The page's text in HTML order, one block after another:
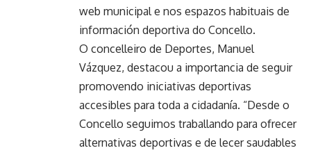
web municipal e nos espazos habituais de
información deportiva do Concello.
O concelleiro de Deportes, Manuel
Vázquez, destacou a importancia de seguir
promovendo iniciativas deportivas
accesibles para toda a cidadanía. “Desde o
Concello seguimos traballando para ofrecer
alternativas deportivas e de lecer saudables